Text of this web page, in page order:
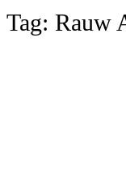
Tag: Rauw